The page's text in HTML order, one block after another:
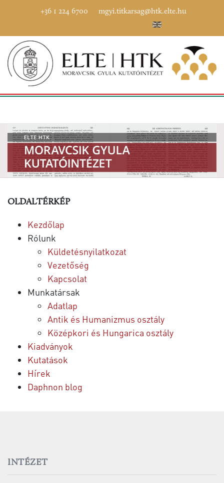
+36 1 224 6700 mgyi.titkarsag@htk.elte.hu
OLDALTÉRKÉP
Kezdőlap
Rólunk
Küldetésnyilatkozat
Vezetőség
Kapcsolat
Munkatársak
Adatlap
Antik és Humanizmus osztály
Középkori és Hungarica osztály
Kiadványok
Kutatások
Hírek
Daphnon blog
INTÉZET